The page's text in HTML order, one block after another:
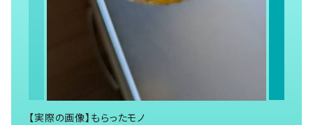
【実際の画像】もらったモノ